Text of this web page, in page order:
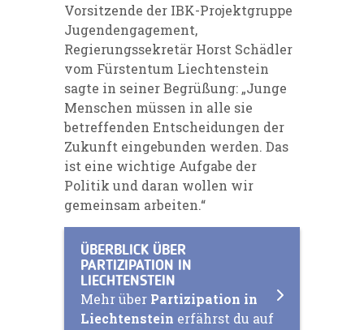
Vorsitzende der IBK-Projektgruppe
Jugendengagement,
Regierungssekretär Horst Schädler
vom Fürstentum Liechtenstein
sagte in seiner Begrüßung: „Junge
Menschen müssen in alle sie
betreffenden Entscheidungen der
Zukunft eingebunden werden. Das
ist eine wichtige Aufgabe der
Politik und daran wollen wir
gemeinsam arbeiten.“
ÜBERBLICK ÜBER
PARTIZIPATION IN
LIECHTENSTEIN
Mehr über Partizipation in
Liechtenstein erfährst du auf